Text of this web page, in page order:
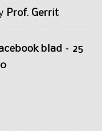
Prof. Gerrit
blad – 25